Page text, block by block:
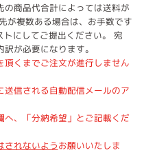
商品代合計によっては送料が
が複数ある場合は、お手数です
トにしてご提出ください。 宛
が必要になります。
くまでご注文が進行しません
信される自動配信メールのア
、「分納希望」とご記載くだ
されないようお願いいたしま